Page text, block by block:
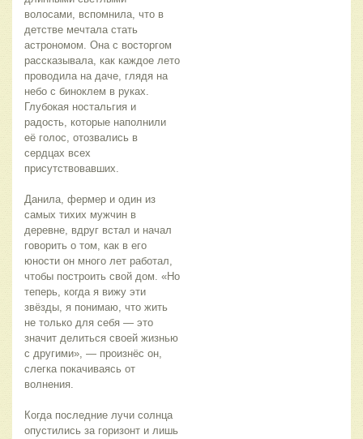
волосами, вспомнила, что в
детстве мечтала стать
астрономом. Она с восторгом
рассказывала, как каждое лето
проводила на даче, глядя на
небо с биноклем в руках.
Глубокая ностальгия и
радость, которые наполнили
её голос, отозвались в
сердцах всех
присутствовавших.
Данила, фермер и один из
самых тихих мужчин в
деревне, вдруг встал и начал
говорить о том, как в его
юности он много лет работал,
чтобы построить свой дом. «Но
теперь, когда я вижу эти
звёзды, я понимаю, что жить
не только для себя — это
значит делиться своей жизнью
с другими», — произнёс он,
слегка покачиваясь от
волнения.
Когда последние лучи солнца
опустились за горизонт и лишь